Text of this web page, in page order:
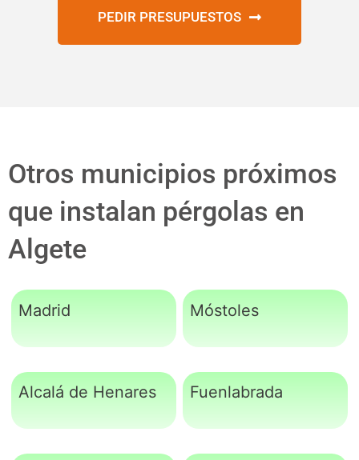
PEDIR PRESUPUESTOS
Otros municipios próximos
que instalan pérgolas en
Algete
Madrid Móstoles
Alcalá de Henares Fuenlabrada